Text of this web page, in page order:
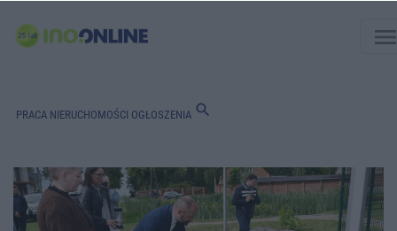
PRACA NIERUCHOMOŚCI OGŁOSZENIA search